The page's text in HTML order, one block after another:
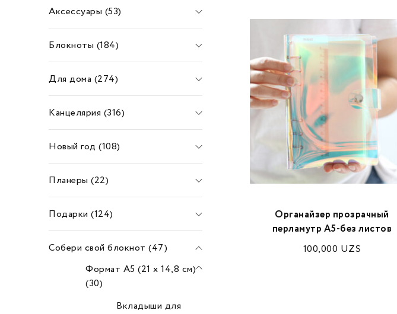
Аксессуары (53)
Блокноты (184)
Для дома (274)
Канцелярия (316)
Новый год (108)
Планеры (22)
Подарки (124)
Собери свой блокнот (47)
Формат А5 (21 х 14,8 см)
(30)
Вкладыши для
Органайзер прозрачный
перламутр А5-без листов
100,000 UZS